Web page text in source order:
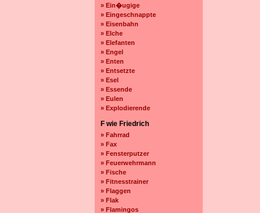
» Ein�ugige
» Eingeschnappte
» Eisenbahn
» Elche
» Elefanten
» Engel
» Enten
» Entsetzte
» Esel
» Essende
» Eulen
» Explodierende
F wie Friedrich
» Fahrrad
» Fax
» Fensterputzer
» Feuerwehrmann
» Fische
» Fitnesstrainer
» Flaggen
» Flak
» Flamingos